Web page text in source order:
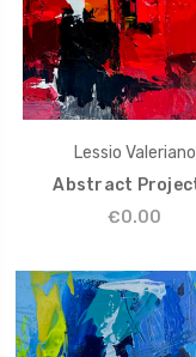
Lessio Valeriano
Abstract
€0.00